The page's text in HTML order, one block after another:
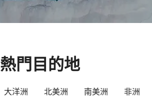
熱門目的地
大洋洲 北美洲 南美洲 非洲